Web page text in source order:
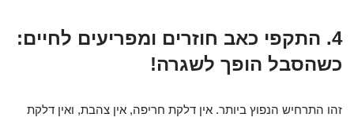
4. התקפי כאב חוזרים ומפריעים לחיים:
כשהסבל הופך לשגרה!
זהו התרחיש הנפוץ ביותר. אין דלקת חריפה, אין צהבת, ואין דלקת